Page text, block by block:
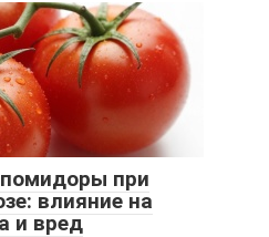
при
влияние на
и вред